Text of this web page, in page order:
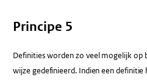
Principe 5
Definities worden zo veel mogelijk op
wijze gedefinieerd. Indien een